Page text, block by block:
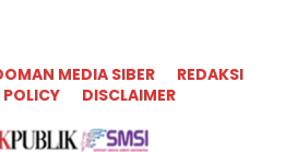
MEDIA SIBER
REDAKSI
DISCLAIMER